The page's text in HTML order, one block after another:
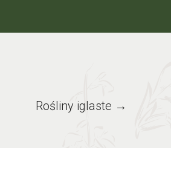
Rośliny iglaste →